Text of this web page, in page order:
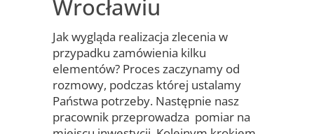
Wrocławiu
Jak wygląda realizacja zlecenia w
przypadku zamówienia kilku
elementów? Proces zaczynamy od
rozmowy, podczas której ustalamy
Państwa potrzeby. Następnie nasz
pracownik przeprowadza pomiar na